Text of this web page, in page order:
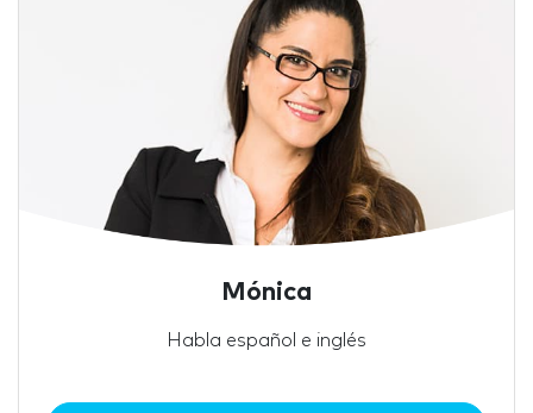
Mónica
Habla español e inglés